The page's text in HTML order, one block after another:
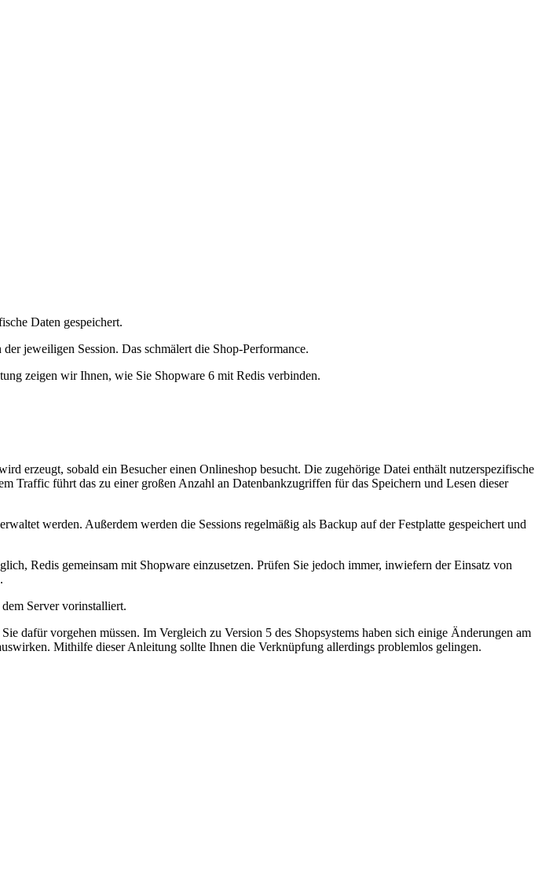
Daten gespeichert.
jeweiligen Session. Das schmälert die Shop-Performance.
zeigen wir Ihnen, wie Sie Shopware 6 mit Redis verbinden.
erzeugt, sobald ein Besucher einen Onlineshop besucht. Die zugehörige Datei enthält nutzerspezifische
Traffic führt das zu einer großen Anzahl an Datenbankzugriffen für das Speichern und Lesen dieser
werden. Außerdem werden die Sessions regelmäßig als Backup auf der Festplatte gespeichert und
Redis gemeinsam mit Shopware einzusetzen. Prüfen Sie jedoch immer, inwiefern der Einsatz von
Server vorinstalliert.
dafür vorgehen müssen. Im Vergleich zu Version 5 des Shopsystems haben sich einige Änderungen am
Mithilfe dieser Anleitung sollte Ihnen die Verknüpfung allerdings problemlos gelingen.